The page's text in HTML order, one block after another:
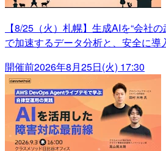
【8/25（火）札幌】生成AIを“会社
で加速するデータ分析と、安全に導
開催前2026年8月25日(火) 17:30